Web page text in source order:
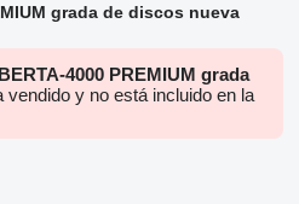
grada de discos nueva
4000 PREMIUM grada
y no está incluido en la